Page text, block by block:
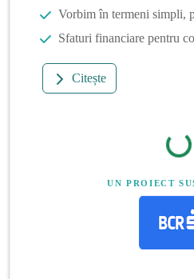
Vorbim în termeni simpli,
Sfaturi financiare pentru
Citește
UN PROIECT